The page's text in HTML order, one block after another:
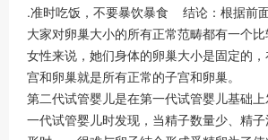
.准时吃饭，不要暴饮暴食 结论：根据前
大家对卵巢大小的所有正常范畴都有一个
女性来说，她们身体的卵巢大小是固定的
宫和卵巢就是所有正常的子宫和卵巢。
第二代试管婴儿是在第一代试管婴儿基础
一代试管婴儿时发现，当精子数量少、精